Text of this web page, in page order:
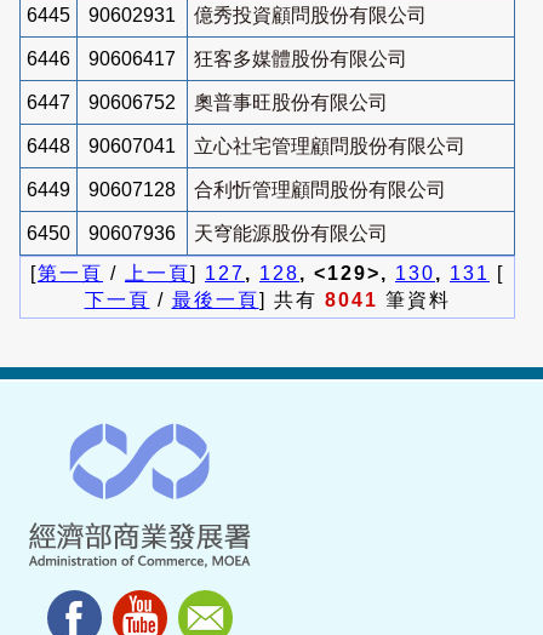
6445 90602931 億秀投資顧問股份有限公司
6446 90606417 狂客多媒體股份有限公司
6447 90606752 奧普事旺股份有限公司
6448 90607041 立心社宅管理顧問股份有限公司
6449 90607128 合利忻管理顧問股份有限公司
6450 90607936
天穹能源股份有限公司
[第一頁 / 上一頁] 127, 128, <129>, 130, 131
[
下一頁 / 最後一頁] 共有 8041 筆資料